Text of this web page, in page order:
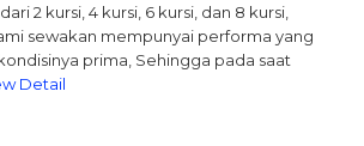
2 kursi, 4 kursi, 6 kursi, dan 8 kursi,
sewakan mempunyai performa yang
prima, Sehingga pada saat
Detail